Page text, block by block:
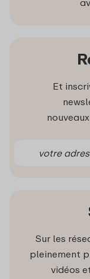
Et
Sur les
pleinement
vidéos